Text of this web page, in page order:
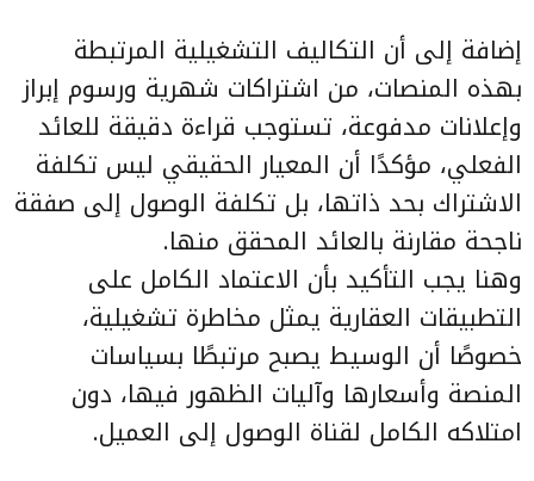
إضافة إلى أن التكاليف التشغيلية المرتبطة
بهذه المنصات، من اشتراكات شهرية ورسوم إبراز
وإعلانات مدفوعة، تستوجب قراءة دقيقة للعائد
الفعلي، مؤكدًا أن المعيار الحقيقي ليس تكلفة
الاشتراك بحد ذاتها، بل تكلفة الوصول إلى صفقة
ناجحة مقارنة بالعائد المحقق منها.
وهنا يجب التأكيد بأن الاعتماد الكامل على
التطبيقات العقارية يمثل مخاطرة تشغيلية،
خصوصًا أن الوسيط يصبح مرتبطًا بسياسات
المنصة وأسعارها وآليات الظهور فيها، دون
امتلاكه الكامل لقناة الوصول إلى العميل.